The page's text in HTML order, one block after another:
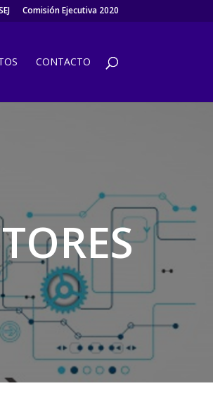
Comisión Ejecutiva 2020
CONTACTO